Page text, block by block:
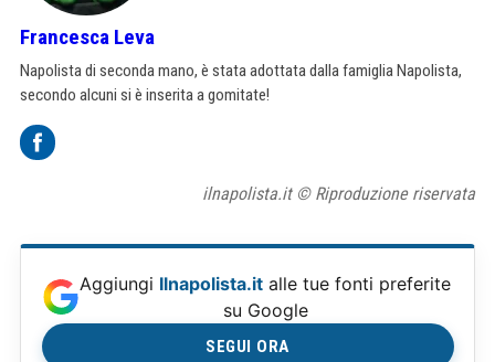
Francesca Leva
Napolista di seconda mano, è stata adottata dalla famiglia Napolista,
secondo alcuni si è inserita a gomitate!
ilnapolista.it © Riproduzione riservata
Aggiungi Ilnapolista.it alle tue fonti preferite
su Google
SEGUI ORA